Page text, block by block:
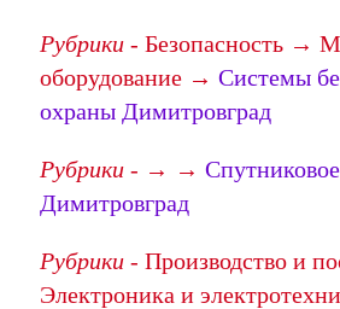
Рубрики - Безопасность →
оборудование →Системы
охраны Димитровград
Рубрики - → →
Димитровград
Рубрики - Производство и
Электроника и